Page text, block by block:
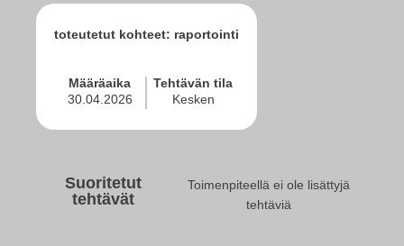
toteutetut kohteet: raportointi
Määräaika
30.04.2026
Tehtävän tila
Kesken
Suoritetut
tehtävät
Toimenpiteellä ei ole lisättyjä
tehtäviä